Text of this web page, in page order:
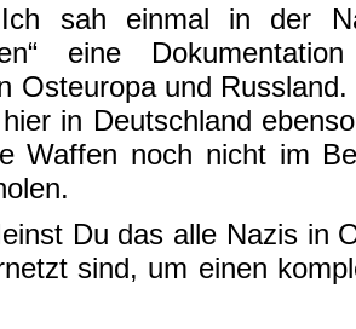
sah einmal in der
eine
Osteuropa und
in Deutschland
Waffen noch nicht im
Du das alle Nazis in
sind, um einen